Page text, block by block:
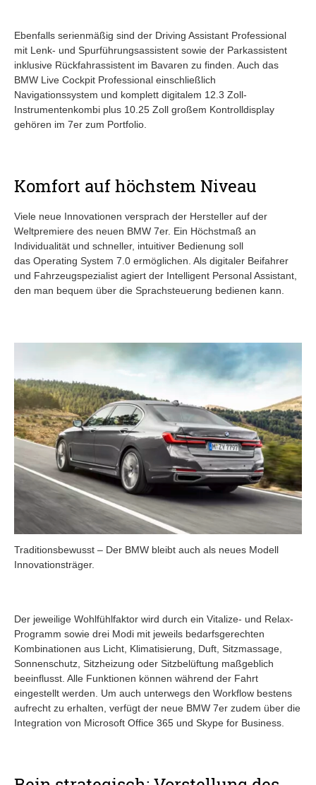
Ebenfalls serienmäßig sind der Driving Assistant Professional
mit Lenk- und Spurführungsassistent sowie der Parkassistent
inklusive Rückfahrassistent im Bavaren zu finden. Auch das
BMW Live Cockpit Professional einschließlich
Navigationssystem und komplett digitalem 12.3 Zoll-
Instrumentenkombi plus 10.25 Zoll großem Kontrolldisplay
gehören im 7er zum Portfolio.
Komfort auf höchstem Niveau
Viele neue Innovationen versprach der Hersteller auf der
Weltpremiere des neuen BMW 7er. Ein Höchstmaß an
Individualität und schneller, intuitiver Bedienung soll
das Operating System 7.0 ermöglichen. Als digitaler Beifahrer
und Fahrzeugspezialist agiert der Intelligent Personal Assistant,
den man bequem über die Sprachsteuerung bedienen kann.
Traditionsbewusst – Der BMW bleibt auch als neues Modell
Innovationsträger.
Der jeweilige Wohlfühlfaktor wird durch ein Vitalize- und Relax-
Programm sowie drei Modi mit jeweils bedarfsgerechten
Kombinationen aus Licht, Klimatisierung, Duft, Sitzmassage,
Sonnenschutz, Sitzheizung oder Sitzbelüftung maßgeblich
beeinflusst. Alle Funktionen können während der Fahrt
eingestellt werden. Um auch unterwegs den Workflow bestens
aufrecht zu erhalten, verfügt der neue BMW 7er zudem über die
Integration von Microsoft Office 365 und Skype for Business.